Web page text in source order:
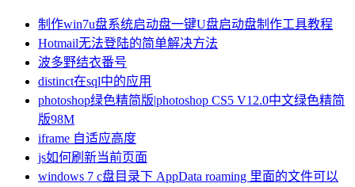
制作win7u盘系统启动盘一键U盘启动盘制作工具教程
Hotmail无法登陆的简单解决方法
波多野结衣番号
distinct在sql中的应用
photoshop绿色精简版|photoshop CS5 V12.0中文绿色精简
版98M
iframe 自适应高度
js如何刷新当前页面
windows 7 c盘目录下 AppData roaming 里面的文件可以